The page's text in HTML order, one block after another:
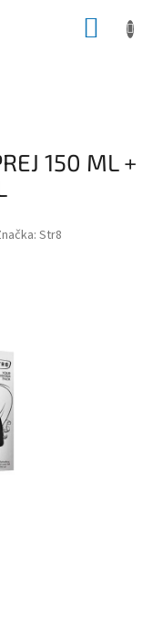
150 ML +
Str8